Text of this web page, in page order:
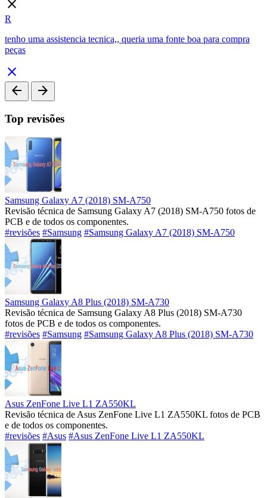
close
R
tenho uma assistencia tecnica,, queria uma fonte boa para compra
peças
close
arrow_back
arrow_forward
Top revisões
Samsung Galaxy A7 (2018) SM-A750
Revisão técnica de Samsung Galaxy A7 (2018) SM-A750 fotos de
PCB e de todos os componentes.
#revisões #Samsung #Samsung Galaxy A7 (2018) SM-A750
Samsung Galaxy A8 Plus (2018) SM-A730
Revisão técnica de Samsung Galaxy A8 Plus (2018) SM-A730
fotos de PCB e de todos os componentes.
#revisões #Samsung #Samsung Galaxy A8 Plus (2018) SM-A730
Asus ZenFone Live L1 ZA550KL
Revisão técnica de Asus ZenFone Live L1 ZA550KL fotos de PCB
e de todos os componentes.
#revisões #Asus #Asus ZenFone Live L1 ZA550KL